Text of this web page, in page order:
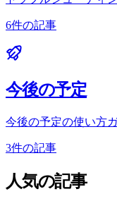
6件の記事
今後の予定
今後の予定の使い方
3件の記事
人気の記事